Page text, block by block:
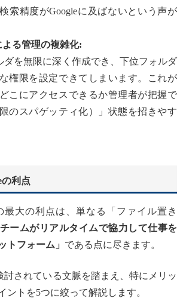
索精度がGoogleに及ばないという声が
よる管理の複雑化:
ダを無限に深く作成でき、下位フォルダ
権限を設定できてしまいます。これが
こにアクセスできるか管理者が把握で
のスパゲッティ化）」状態を招きやす
の利点
最大の利点は、単なる「ファイル置き
チームがリアルタイムで協力して仕事を
トフォーム」 である点に尽きます。
討されている文脈を踏まえ、特にメリッ
ントを5つに絞って解説します。